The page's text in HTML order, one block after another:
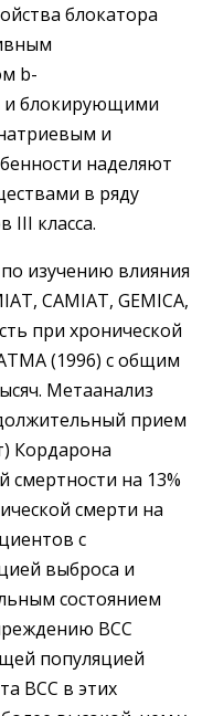
блокатора
b-
и блокирующими
и
наделяют
в ряду
III класса.
изучению влияния
CAMIAT, GEMICA,
при хронической
(1996) с общим
Метаанализ
прием
Кордарона
смертности на 13%
смерти на
с
выброса и
состоянием
ВСС
популяцией
ВСС в этих